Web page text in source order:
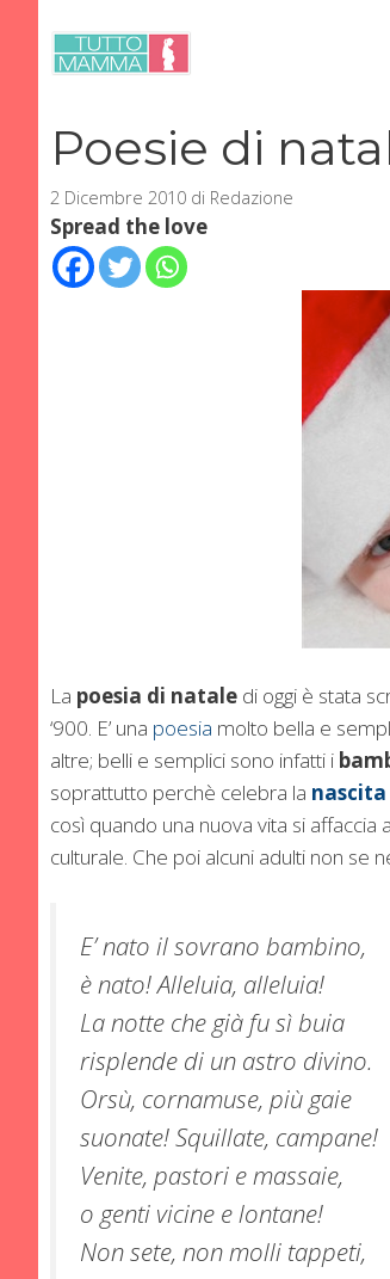
contenuto
Poesie di
2 Dicembre 2010 di Redazione
Spread the love
La poesia di natale di oggi è stata
‘900. E’ una poesia molto bella e
altre; belli e semplici sono infatti i
soprattutto perchè celebra la
così quando una nuova vita si
culturale. Che poi alcuni adulti non se
E’ nato il sovrano bambino,
è nato! Alleluia, alleluia!
La notte che già fu sì buia
risplende di un astro divino.
Orsù, cornamuse, più gaie
suonate! Squillate, campane!
Venite, pastori e massaie,
o genti vicine e lontane!
Non sete, non molli tappeti,